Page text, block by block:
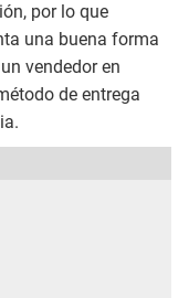
por lo que
una buena forma
vendedor en
de entrega